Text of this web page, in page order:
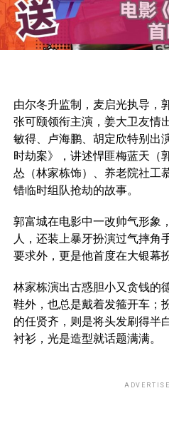
由尔冬升监制，麦启光执导，
张可颐领衔主演，姜大卫友情
敏得、卢海鹏、胡定欣特别出
时劫案》，讲述悍匪梅蓝天（
怂（林家栋饰）、养老院社工
错临时组队抢劫的故事。
郭富城在电影中一改帅气形象
人，还装上暴牙扮演过气摔角
要求外，更是他首度在大银幕
林家栋演出古惑胆小又贪钱的
鞋外，也总是戴着发箍开车；
的任贤齐，则是将头发刷得半
衬衫，光是造型就话题满满。